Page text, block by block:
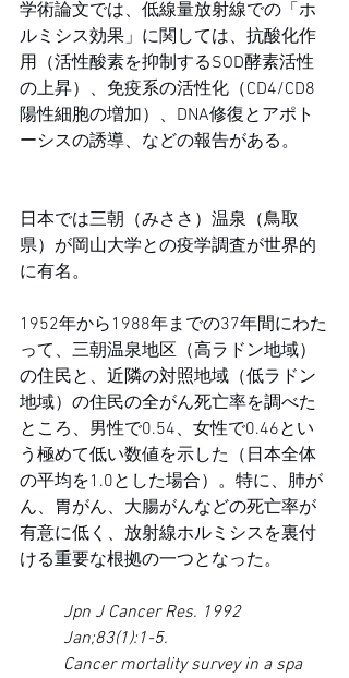
学術論文では、低線量放射線での「ホ
ルミシス効果」に関しては、抗酸化作
用（活性酸素を抑制するSOD酵素活性
の上昇）、免疫系の活性化（CD4/CD8
陽性細胞の増加）、DNA修復とアポト
ーシスの誘導、などの報告がある。
日本では三朝（みささ）温泉（鳥取
県）が岡山大学との疫学調査が世界的
に有名。
1952年から1988年までの37年間にわた
って、三朝温泉地区（高ラドン地域）
の住民と、近隣の対照地域（低ラドン
地域）の住民の全がん死亡率を調べた
ところ、男性で0.54、女性で0.46とい
う極めて低い数値を示した（日本全体
の平均を1.0とした場合）。特に、肺が
ん、胃がん、大腸がんなどの死亡率が
有意に低く、放射線ホルミシスを裏付
ける重要な根拠の一つとなった。
Jpn J Cancer Res. 1992
Jan;83(1):1-5.
Cancer mortality survey in a spa